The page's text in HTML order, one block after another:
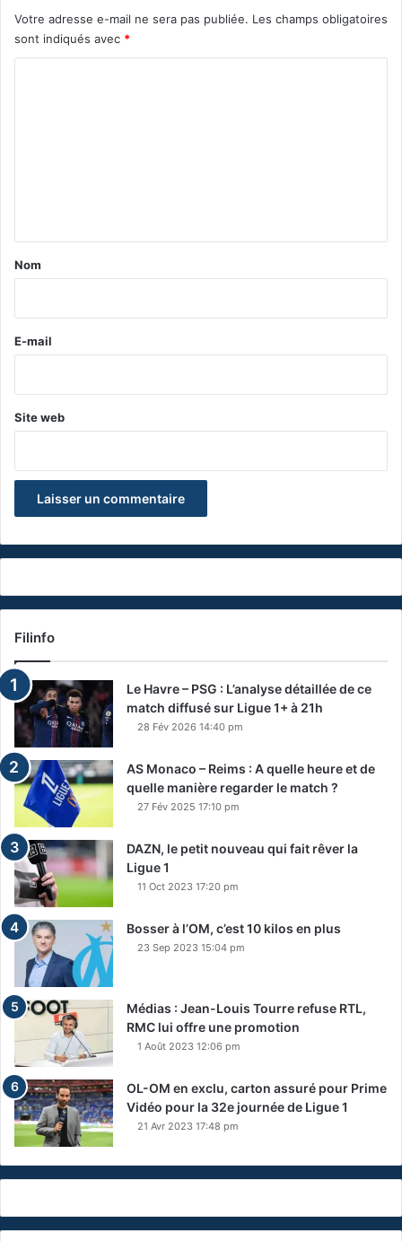
Votre adresse e-mail ne sera pas publiée. Les champs obligatoires
sont indiqués avec *
a
e
Nom
E-mail
Site web
Filinfo
Le Havre – PSG : L’analyse détaillée de ce
match diffusé sur Ligue 1+ à 21h
28 Fév 2026 14:40 pm
AS Monaco – Reims : A quelle heure et de
quelle manière regarder le match ?
27 Fév 2025 17:10 pm
DAZN, le petit nouveau qui fait rêver la
Ligue 1
11 Oct 2023 17:20 pm
Bosser à l’OM, c’est 10 kilos en plus
23 Sep 2023 15:04 pm
Médias : Jean-Louis Tourre refuse RTL,
RMC lui offre une promotion
1 Août 2023 12:06 pm
OL-OM en exclu, carton assuré pour Prime
Vidéo pour la 32e journée de Ligue 1
21 Avr 2023 17:48 pm